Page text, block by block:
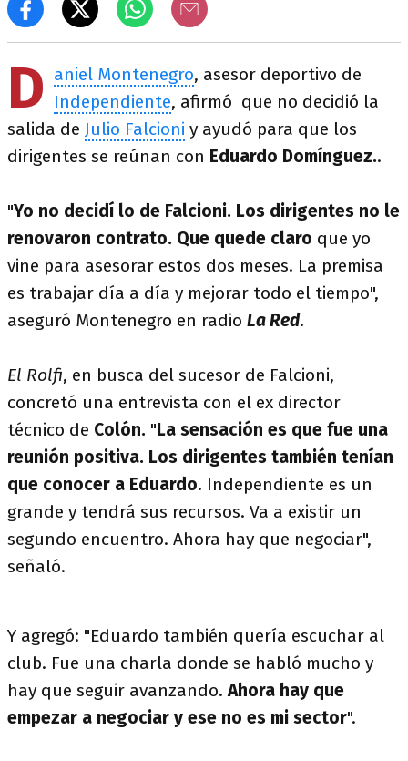
D aniel Montenegro, asesor deportivo de
Independiente, afirmó que no decidió la
salida de Julio Falcioni y ayudó para que los
dirigentes se reúnan con Eduardo Domínguez..
"Yo no decidí lo de Falcioni. Los dirigentes no le
renovaron contrato. Que quede claro que yo
vine para asesorar estos dos meses. La premisa
es trabajar día a día y mejorar todo el tiempo",
aseguró Montenegro en radio La Red.
El Rolfi, en busca del sucesor de Falcioni,
concretó una entrevista con el ex director
técnico de Colón. "La sensación es que fue una
reunión positiva. Los dirigentes también tenían
que conocer a Eduardo. Independiente es un
grande y tendrá sus recursos. Va a existir un
segundo encuentro. Ahora hay que negociar",
señaló.
Y agregó: "Eduardo también quería escuchar al
club. Fue una charla donde se habló mucho y
hay que seguir avanzando.Ahora hay que
empezar a negociar y ese no es mi sector".